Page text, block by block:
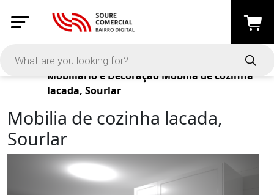
Products
Mobiliário e Decoração Mobilia de cozinha
lacada, Sourlar
Mobilia de cozinha lacada,
Sourlar